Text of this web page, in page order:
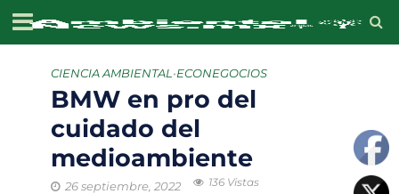
CIENCIA AMBIENTAL•ECONEGOCIOS
BMW en pro del
cuidado del
medioambiente
26 septiembre, 2022 136 Vistas